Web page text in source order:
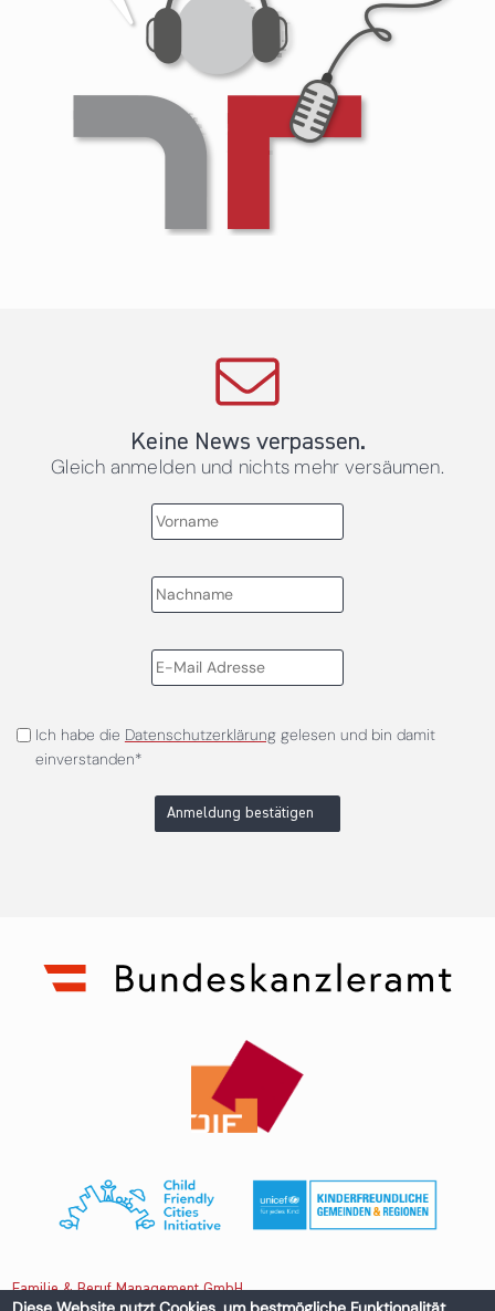
Keine News verpassen.
Gleich anmelden und nichts mehr versäumen.
Ich habe die Datenschutzerklärunggelesen und bin damit
einverstanden*
Anmeldung bestätigen
Familie & Beruf Management GmbH